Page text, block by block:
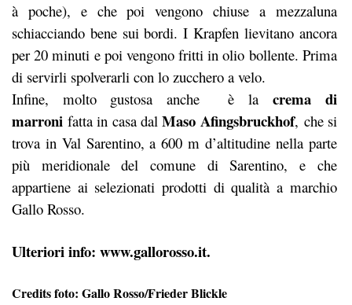
à poche), e che poi vengono chiuse a mezzaluna
schiacciando bene sui bordi. I Krapfen lievitano ancora
per 20 minuti e poi vengono fritti in olio bollente. Prima
di servirli spolverarli con lo zucchero a velo.
Infine, molto gustosa anche è lacrema di
marroni fatta in casa dalMaso Afingsbruckhof, che si
trova in Val Sarentino, a 600 m d’altitudine nella parte
più meridionale del comune di Sarentino, e che
appartiene ai selezionati prodotti di qualità a marchio
Gallo Rosso.
Ulteriori info: www.gallorosso.it.
Credits foto: Gallo Rosso/Frieder Blickle